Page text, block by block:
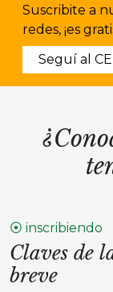
Suscribite a
redes, ¡es
Seguí al
⦿ inscribiendo
Claves de
breve